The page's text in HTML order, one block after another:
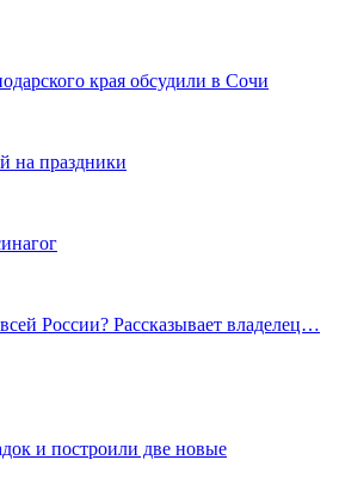
края обсудили в Сочи
на праздники
России? Рассказывает владелец…
и построили две новые